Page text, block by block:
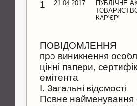
1 21.04.2017
ПУБЛІЧНЕ
КАР'ЄР"
ПОВІДОМЛЕННЯ
про виникнення
цінні папери,
емітента
I. Загальні відомості
Повне